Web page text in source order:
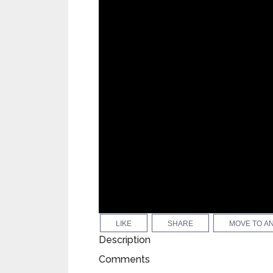
LIKE SHARE MOVE TO
Description
Comments